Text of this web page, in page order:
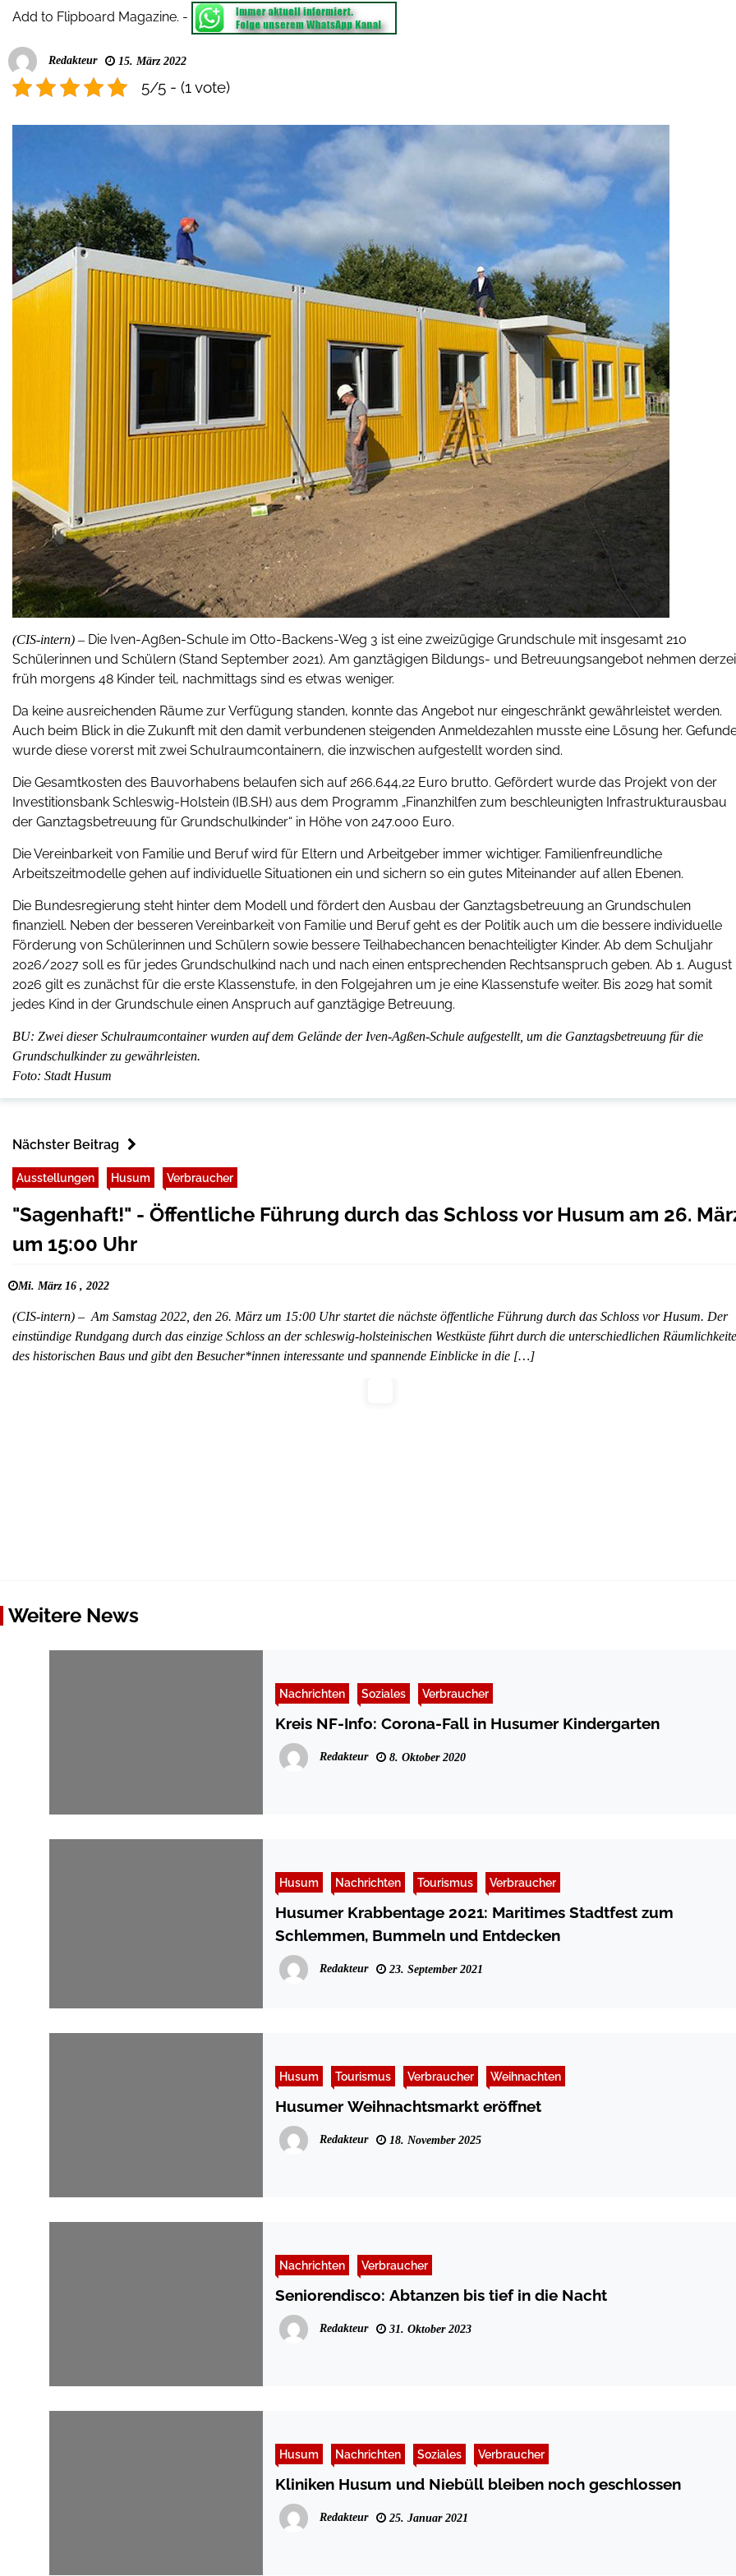
Add to Flipboard Magazine. -
Redakteur 15. März 2022
5/5 - (1 vote)
(CIS-intern) – Die Iven-Agßen-Schule im Otto-Backens-Weg 3 ist eine zweizügige Grundschule mit insgesamt 210
Schülerinnen und Schülern (Stand September 2021). Am ganztägigen Bildungs- und Betreuungsangebot nehmen
früh morgens 48 Kinder teil, nachmittags sind es etwas weniger.
Da keine ausreichenden Räume zur Verfügung standen, konnte das Angebot nur eingeschränkt gewährleistet werden.
Auch beim Blick in die Zukunft mit den damit verbundenen steigenden Anmeldezahlen musste eine Lösung her.
wurde diese vorerst mit zwei Schulraumcontainern, die inzwischen aufgestellt worden sind.
Die Gesamtkosten des Bauvorhabens belaufen sich auf 266.644,22 Euro brutto. Gefördert wurde das Projekt von der
Investitionsbank Schleswig-Holstein (IB.SH) aus dem Programm „Finanzhilfen zum beschleunigten Infrastrukturausbau
der Ganztagsbetreuung für Grundschulkinder“ in Höhe von 247.000 Euro.
Die Vereinbarkeit von Familie und Beruf wird für Eltern und Arbeitgeber immer wichtiger. Familienfreundliche
Arbeitszeitmodelle gehen auf individuelle Situationen ein und sichern so ein gutes Miteinander auf allen Ebenen.
Die Bundesregierung steht hinter dem Modell und fördert den Ausbau der Ganztagsbetreuung an Grundschulen
finanziell. Neben der besseren Vereinbarkeit von Familie und Beruf geht es der Politik auch um die bessere individuelle
Förderung von Schülerinnen und Schülern sowie bessere Teilhabechancen benachteiligter Kinder. Ab dem Schuljahr
2026/2027 soll es für jedes Grundschulkind nach und nach einen entsprechenden Rechtsanspruch geben. Ab 1. August
2026 gilt es zunächst für die erste Klassenstufe, in den Folgejahren um je eine Klassenstufe weiter. Bis 2029 hat somit
jedes Kind in der Grundschule einen Anspruch auf ganztägige Betreuung.
BU: Zwei dieser Schulraumcontainer wurden auf dem Gelände der Iven-Agßen-Schule aufgestellt, um die Ganztagsbetreuung für die
Grundschulkinder zu gewährleisten.
Foto: Stadt Husum
Nächster Beitrag
Ausstellungen Husum Verbraucher
"Sagenhaft!" - Öffentliche Führung durch das Schloss vor Husum am 26.
um 15:00 Uhr
Mi. März 16 , 2022
(CIS-intern) – Am Samstag 2022, den 26. März um 15:00 Uhr startet die nächste öffentliche Führung durch das Schloss vor Husum. Der
einstündige Rundgang durch das einzige Schloss an der schleswig-holsteinischen Westküste führt durch die unterschiedlichen
des historischen Baus und gibt den Besucher*innen interessante und spannende Einblicke in die […]
Weitere News
Nachrichten Soziales Verbraucher
Kreis NF-Info: Corona-Fall in Husumer Kindergarten
Redakteur 8. Oktober 2020
Husum Nachrichten Tourismus Verbraucher
Husumer Krabbentage 2021: Maritimes Stadtfest zum
Schlemmen, Bummeln und Entdecken
Redakteur 23. September 2021
Husum Tourismus Verbraucher Weihnachten
Husumer Weihnachtsmarkt eröffnet
Redakteur 18. November 2025
Nachrichten Verbraucher
Seniorendisco: Abtanzen bis tief in die Nacht
Redakteur 31. Oktober 2023
Husum Nachrichten Soziales Verbraucher
Kliniken Husum und Niebüll bleiben noch geschlossen
Redakteur 25. Januar 2021